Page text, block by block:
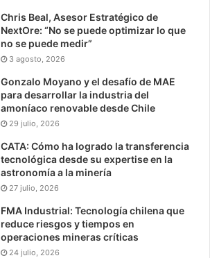
Chris Beal, Asesor Estratégico de
NextOre: “No se puede optimizar lo que
no se puede medir”
3 agosto, 2026
Gonzalo Moyano y el desafío de MAE
para desarrollar la industria del
amoníaco renovable desde Chile
29 julio, 2026
CATA: Cómo ha logrado la transferencia
tecnológica desde su expertise en la
astronomía a la minería
27 julio, 2026
FMA Industrial: Tecnología chilena que
reduce riesgos y tiempos en
operaciones mineras críticas
24 julio, 2026